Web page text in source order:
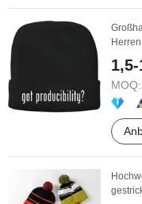
Herren
MOQ: